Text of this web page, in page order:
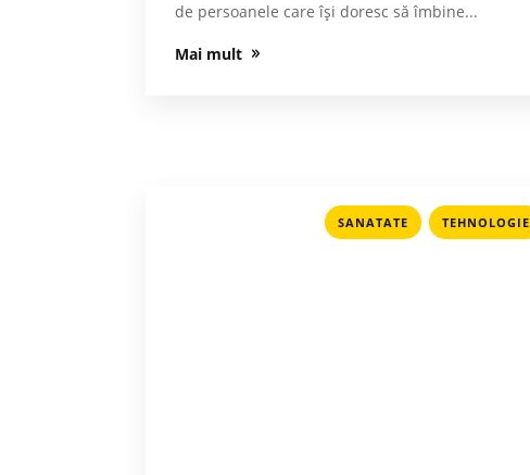
de persoanele care își doresc să îmbine...
Mai mult
SANATATE , TEHNOLOGIE